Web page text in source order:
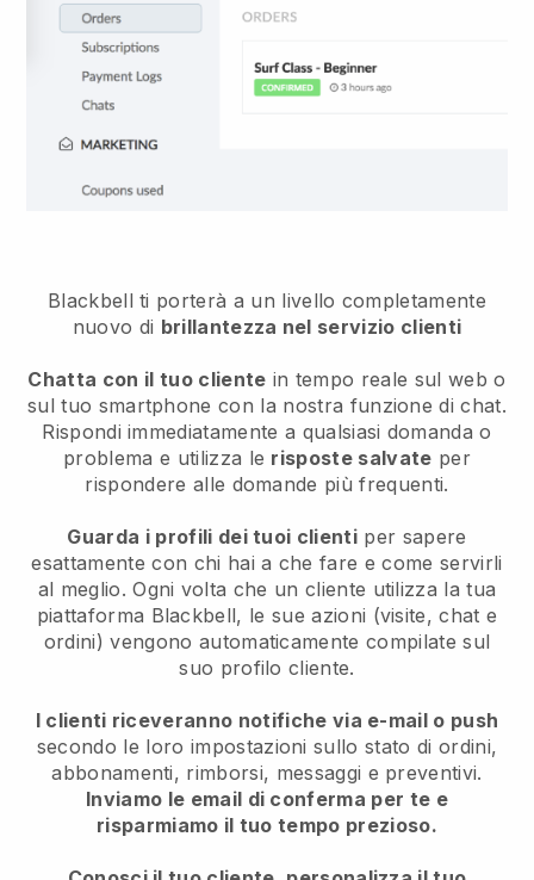
Blackbell ti porterà a un livello completamente
nuovo di brillantezza nel servizio clienti
Chatta con il tuo cliente in tempo reale sul web o
sul tuo smartphone con la nostra funzione di chat.
Rispondi immediatamente a qualsiasi domanda o
problema e utilizza le risposte salvate per
rispondere alle domande più frequenti.
Guarda i profili dei tuoi clienti per sapere
esattamente con chi hai a che fare e come servirli
al meglio. Ogni volta che un cliente utilizza la tua
piattaforma Blackbell, le sue azioni (visite, chat e
ordini) vengono automaticamente compilate sul
suo profilo cliente.
I clienti riceveranno notifiche via e-mail o push
secondo le loro impostazioni sullo stato di ordini,
abbonamenti, rimborsi, messaggi e preventivi.
Inviamo le email di conferma per te e
risparmiamo il tuo tempo prezioso.